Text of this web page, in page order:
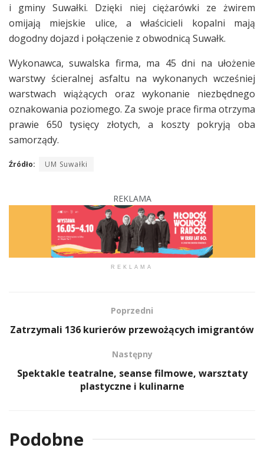
i gminy Suwałki. Dzięki niej ciężarówki ze żwirem
omijają miejskie ulice, a właścicieli kopalni mają
dogodny dojazd i połączenie z obwodnicą Suwałk.
Wykonawca, suwalska firma, ma 45 dni na ułożenie
warstwy ścieralnej asfaltu na wykonanych wcześniej
warstwach wiążących oraz wykonanie niezbędnego
oznakowania poziomego. Za swoje prace firma otrzyma
prawie 650 tysięcy złotych, a koszty pokryją oba
samorządy.
Źródło: UM Suwałki
REKLAMA
REKLAMA
Poprzedni
Zatrzymali 136 kurierów przewożących imigrantów
Następny
Spektakle teatralne, seanse filmowe, warsztaty
plastyczne i kulinarne
Podobne